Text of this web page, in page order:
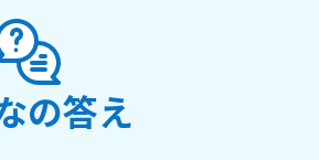
の答え